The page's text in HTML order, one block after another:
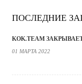
ПОСЛЕДНИЕ
KOK.TEAM
01 МАРТА 2022